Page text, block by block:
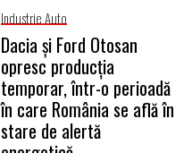
Industrie Auto
Dacia și Ford Otosan
opresc producția
temporar, într-o perioadă
în care România se află în
stare de alertă